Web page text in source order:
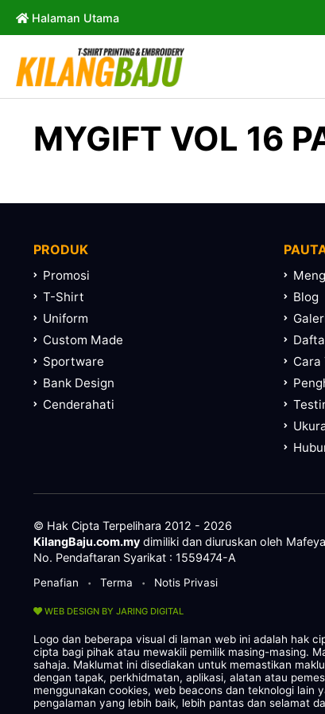
Halaman Utama
MYGIFT VOL 16
PRODUK
Promosi
T-Shirt
Uniform
Custom Made
Sportware
Bank Design
Cenderahati
Blog
Cara
© Hak Cipta Terpelihara 2012 - 2026
KilangBaju.com.my dimiliki dan diuruskan oleh
No. Pendaftaran Syarikat : 1559474-A
Penafian • Terma • Notis Privasi
WEB DESIGN BY JARING DIGITAL
Logo dan beberapa visual di laman web ini adalah hak
cipta bagi pihak atau mewakili pemilik masing-masing.
sahaja. Maklumat ini disediakan untuk memastikan
dengan tapak, perkhidmatan, aplikasi, alatan atau
menggunakan cookies, web beacons dan teknologi lain
pengalaman yang lebih baik, lebih pantas dan selamat